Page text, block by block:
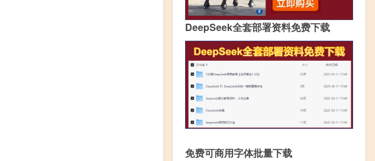
DeepSeek全套部署资料免费下载
免费可商用字体批量下载